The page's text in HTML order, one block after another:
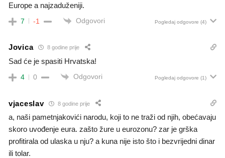
Europe a najzaduženiji.
7 -1 Odgovori Pogledaj odgovore (4)
Jovica 8 godine prije
Sad će je spasiti Hrvatska!
4 0 Odgovori Pogledaj odgovore (1)
vjaceslav 8 godine prije
a, naši pametnjakovići narodu, koji to ne traži od njih, obećavaju
skoro uvođenje eura. zašto žure u eurozonu? zar je grška
profitirala od ulaska u nju? a kuna nije isto što i bezvrijedni dinar
ili tolar.